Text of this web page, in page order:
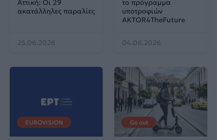
Αττική: Οι 29
ακατάλληλες παραλίες
25.06.2026
το πρόγραμμα
υποτροφιών
AKTOR4TheFuture
04.06.2026
EUROVISION Go out